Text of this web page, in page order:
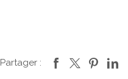
Partager :